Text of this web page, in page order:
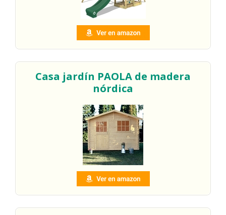
Casa jardín PAOLA de madera
nórdica